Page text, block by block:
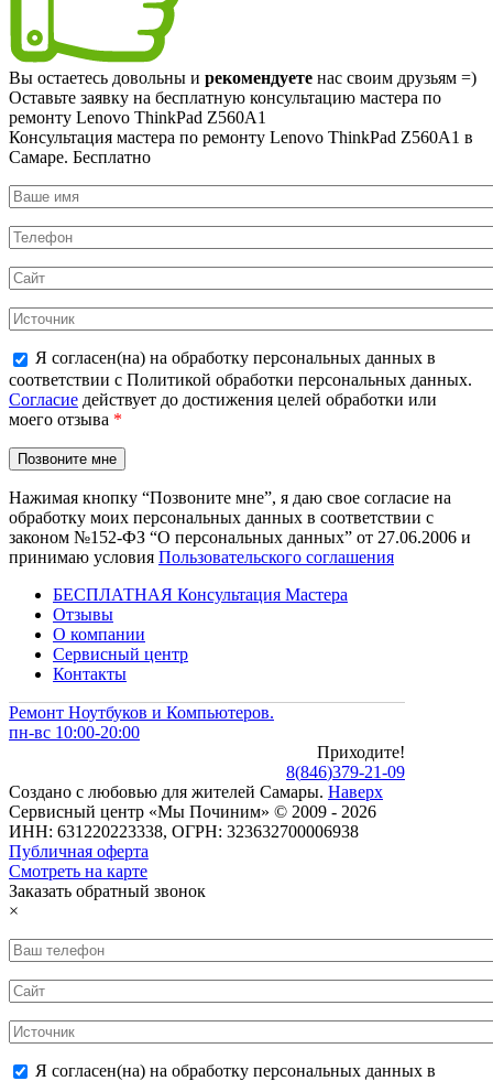
Вы остаетесь довольны и рекомендуете нас своим друзьям =)
Оставьте заявку на бесплатную консультацию мастера по
ремонту Lenovo ThinkPad Z560A1
Консультация мастера по ремонту Lenovo ThinkPad Z560A1 в
Самаре. Бесплатно
Я согласен(на) на обработку персональных данных в
соответствии с Политикой обработки персональных данных.
Согласие действует до достижения целей обработки или
моего отзыва *
Нажимая кнопку “Позвоните мне”, я даю свое согласие на
обработку моих персональных данных в соответствии с
законом №152-ФЗ “О персональных данных” от 27.06.2006 и
принимаю условия Пользовательского соглашения
БЕСПЛАТНАЯ Консультация Мастера
Отзывы
О компании
Сервисный центр
Контакты
Ремонт Ноутбуков и Компьютеров.
пн-вс 10:00-20:00
Приходите!
8(846)379-21-09
Создано с любовью для жителей Самары. Наверх
Сервисный центр «Мы Починим» © 2009 - 2026
ИНН: 631220223338, ОГРН: 323632700006938
Публичная оферта
Смотреть на карте
Заказать обратный звонок
×
Я согласен(на) на обработку персональных данных в